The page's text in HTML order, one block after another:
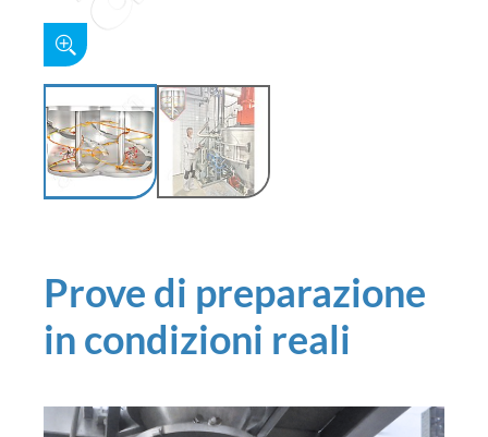
Prove di preparazione
in condizioni reali